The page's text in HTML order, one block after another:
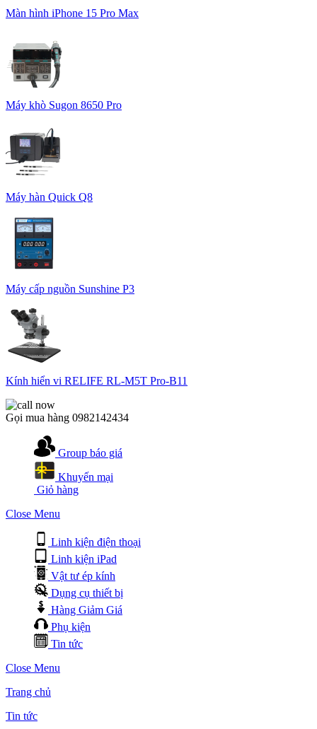
Màn hình iPhone 15 Pro Max
Máy khò Sugon 8650 Pro
Máy hàn Quick Q8
Máy cấp nguồn Sunshine P3
Kính hiển vi RELIFE RL-M5T Pro-B11
Gọi mua hàng 0982142434
Group báo giá
Khuyến mại
Giỏ hàng
Close Menu
Linh kiện điện thoại
Linh kiện iPad
Vật tư ép kính
Dụng cụ thiết bị
Hàng Giảm Giá
Phụ kiện
Tin tức
Close Menu
Trang chủ
Tin tức